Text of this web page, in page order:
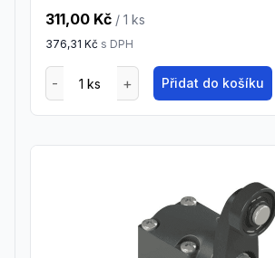
311,00 Kč / 1 ks
376,31 Kč s DPH
Přidat do košíku